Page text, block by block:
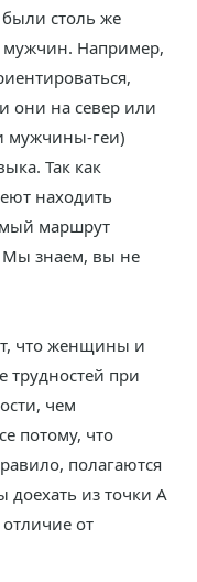
столь же
мужчин. Например,
они на север или
мужчины-геи)
Так как
находить
маршрут
Мы знаем, вы не
что женщины и
трудностей при
чем
потому, что
полагаются
доехать из точки А
от